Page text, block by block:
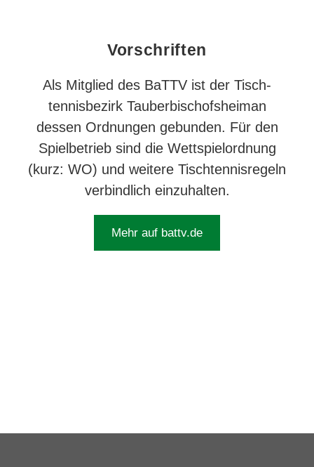
Vor­schriften
Als Mitglied des BaTTV ist der Tisch­
tennis­bezirk Tauber­bischofs­heiman
dessen Ordnungen gebunden. Für den
Spiel­betrieb sind die Wett­spiel­ordnung
(kurz: WO) und weitere Tisch­tennis­regeln
verbindlich einzuhalten.
Mehr auf battv.de